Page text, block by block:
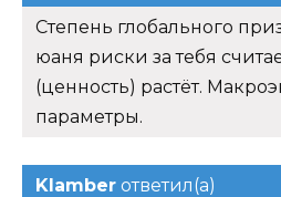
Степень глобального
юаня риски за тебя
(ценность) растёт.
параметры.
Klamber ответил(а)